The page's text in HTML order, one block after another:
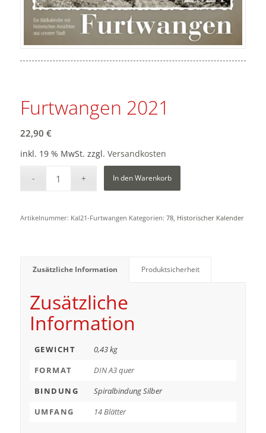
Furtwangen 2021
22,90 €
inkl. 19 % MwSt. zzgl. Versandkosten
In den Warenkorb
Artikelnummer: Kal21-Furtwangen Kategorien: 78, Historischer Kalender
Zusätzliche Information Produktsicherheit
Zusätzliche
Information
GEWICHT
0,43 kg
FORMAT
DIN A3 quer
BINDUNG
Spiralbindung Silber
UMFANG
14 Blätter